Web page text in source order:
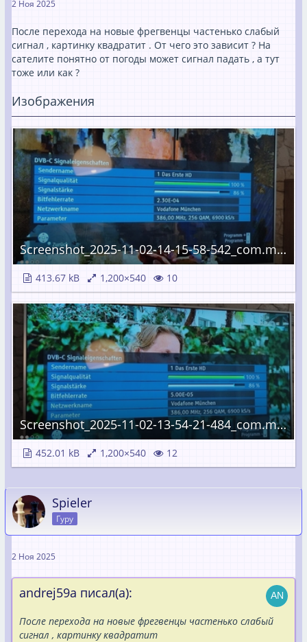
2 Ноя 2025
После перехода на новые фрегвенцы частенько слабый
сигнал , картинку квадратит . От чего это зависит ? На
сателите понятно от погоды может сигнал падать , а тут
тоже или как ?
Изображения
Screenshot_2025-11-02-14-15-58-542_com.miui.gallery.jpg
413.67 kB 1,200×540 10
Screenshot_2025-11-02-13-54-21-484_com.miui.gallery.jpg
452.01 kB 1,200×540 12
Spieler
Гуру
2 Ноя 2025
andrej59a писал(а):
После перехода на новые фрегвенцы частенько слабый
сигнал , картинку квадратит